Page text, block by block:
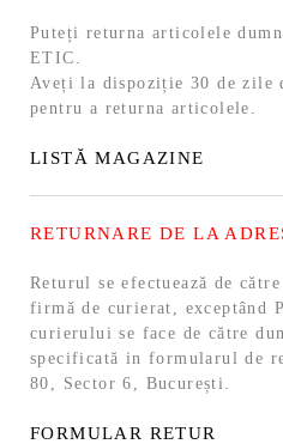
Puteți returna articolele
ETIC.
Aveți la dispoziție 30 de zile
pentru a returna articolele.
LISTĂ MAGAZINE
RETURNARE DE LA
Returul se efectuează de
firmă de curierat, exceptând
curierului se face de către
specificată in formularul de
80, Sector 6, București.
FORMULAR RETUR